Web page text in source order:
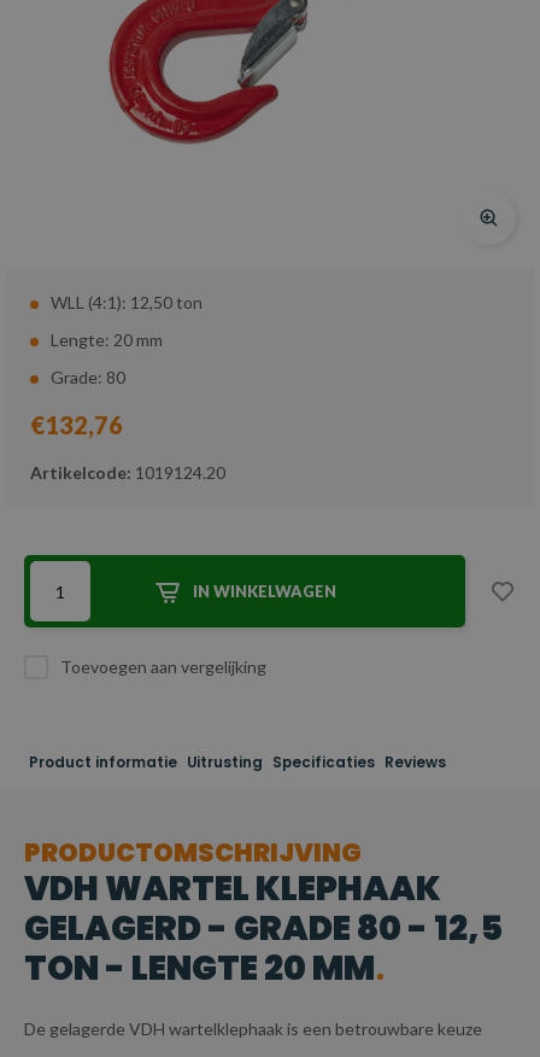
WLL (4:1): 12,50 ton
Lengte: 20 mm
Grade: 80
€132,76
Artikelcode: 1019124.20
IN WINKELWAGEN
Toevoegen aan vergelijking
Product informatie Uitrusting Specificaties Reviews
PRODUCTOMSCHRIJVING
VDH WARTEL KLEPHAAK
GELAGERD - GRADE 80 - 12,5
TON - LENGTE 20 MM
De gelagerde VDH wartelklephaak is een betrouwbare keuze